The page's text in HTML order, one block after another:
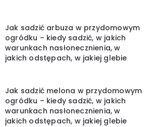
Jak sadzić arbuza w przydomowym
ogródku – kiedy sadzić, w jakich
warunkach nasłonecznienia, w
jakich odstępach, w jakiej glebie
Jak sadzić melona w przydomowym
ogródku – kiedy sadzić, w jakich
warunkach nasłonecznienia, w
jakich odstępach, w jakiej glebie